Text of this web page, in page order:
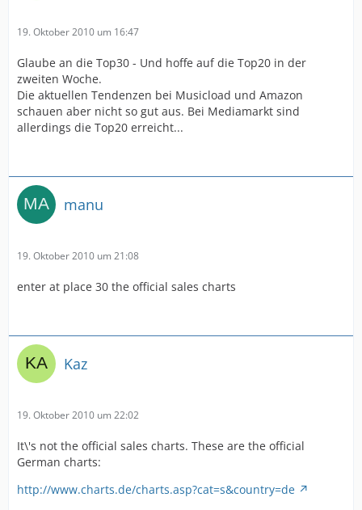
19. Oktober 2010 um 16:47
Glaube an die Top30 - Und hoffe auf die Top20 in der
zweiten Woche.
Die aktuellen Tendenzen bei Musicload und Amazon
schauen aber nicht so gut aus. Bei Mediamarkt sind
allerdings die Top20 erreicht...
manu
19. Oktober 2010 um 21:08
enter at place 30 the official sales charts
Kaz
19. Oktober 2010 um 22:02
It\'s not the official sales charts. These are the official
German charts:
http://www.charts.de/charts.asp?cat=s&country=de